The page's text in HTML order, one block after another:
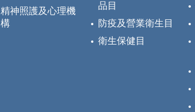
精神照護及心理機
構
品目
防疫及營業衛生目
衛生保健目